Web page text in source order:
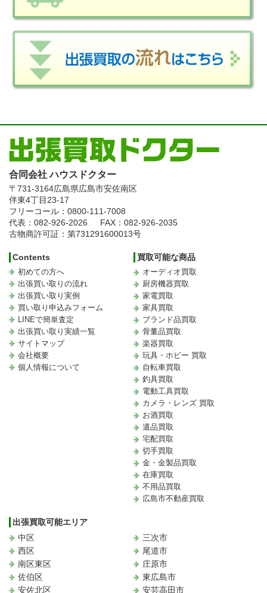
合同会社 ハウスドクター
〒731-3164広島県広島市安佐南区
伴東4丁目23-17
フリーコール：0800-111-7008
代表：082-926-2026
FAX：082-926-2035
古物商許可証：第731291600013号
Contents
初めての方へ
出張買い取りの流れ
出張買い取り実例
買い取り申込みフォーム
LINEで簡単査定
出張買い取り実績一覧
サイトマップ
会社概要
個人情報について
買取可能な商品
オーディオ買取
厨房機器買取
家電買取
家具買取
ブランド品買取
骨董品買取
楽器買取
玩具・ホビー 買取
自転車買取
釣具買取
電動工具買取
カメラ・レンズ 買取
お酒買取
遺品買取
宅配買取
切手買取
金・金製品買取
在庫買取
不用品買取
広島市不動産買取
出張買取可能エリア
中区
西区
南区東区
佐伯区
安佐北区
三次市
尾道市
庄原市
東広島市
安芸高田市